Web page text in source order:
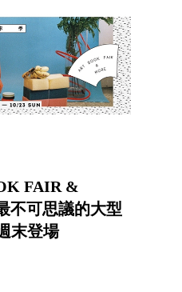
FAIR &
不可思議的大型
末登場